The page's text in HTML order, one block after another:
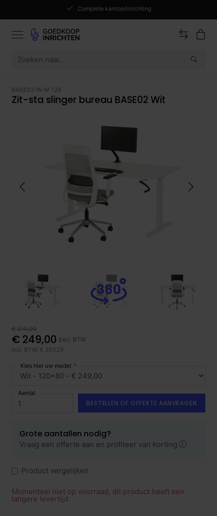
Complete kantoorinrichting
BASE02-W-W-128
Zit-sta slinger bureau BASE02 Wit
€ 310,00
€ 249,00 Excl. BTW
Incl. BTW: € 301,29
Kies hier uw model
Aantal
BESTELLEN OF OFFERTE AANVRAGEN
Grote aantallen nodig?
Vraag een offerte aan en profiteer van korting
Product vergelijken
Momenteel niet op voorraad, dit product heeft een
langere levertijd